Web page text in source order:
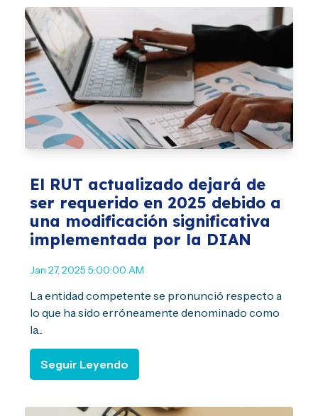
El RUT actualizado dejará de
ser requerido en 2025 debido a
una modificación significativa
implementada por la DIAN
Jan 27, 2025 5:00:00 AM
La entidad competente se pronunció respecto a
lo que ha sido erróneamente denominado como
la...
Seguir Leyendo